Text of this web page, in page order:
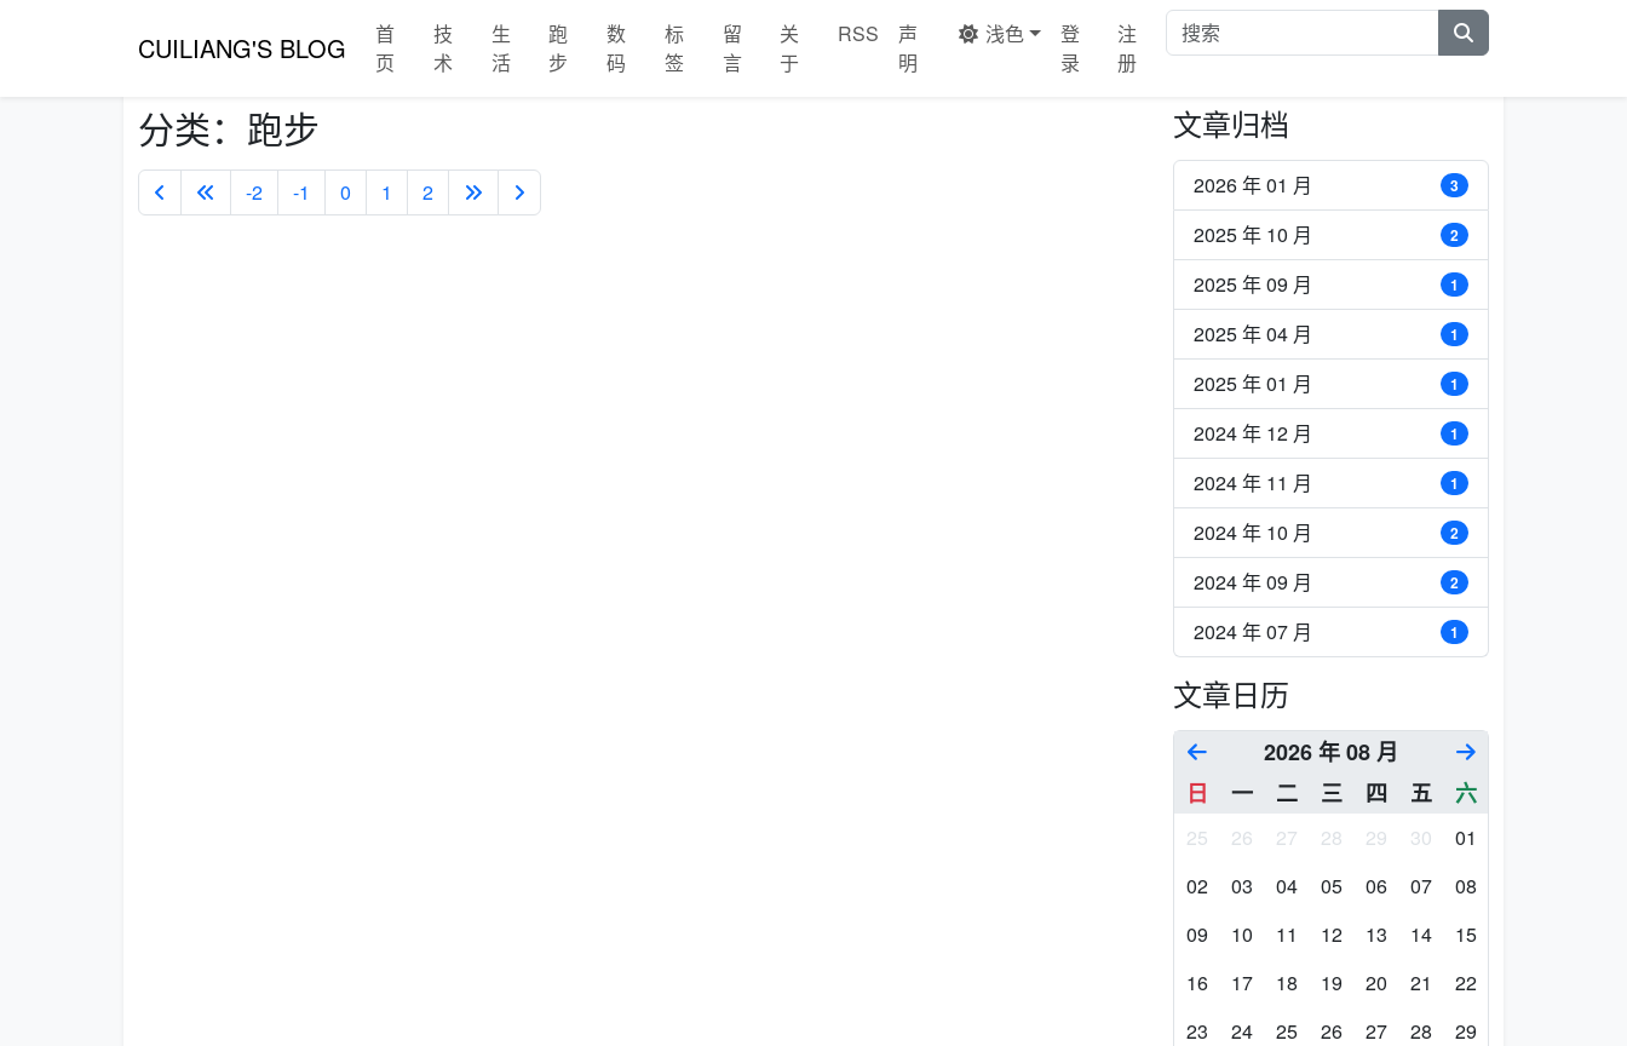
CUILIANG'S BLOG
首
页
技
术
生
活
跑
步
数
码
标
签
留
言
关
于
RSS
声
明
浅色
登
录
注
册
分类：跑步
-2 -1 0 1 2
文章归档
2026 年 01 月 3
2025 年 10 月 2
2025 年 09 月 1
2025 年 04 月 1
2025 年 01 月 1
2024 年 12 月 1
2024 年 11 月 1
2024 年 10 月 2
2024 年 09 月 2
2024 年 07 月 1
文章日历
2026 年 08 月
日
一 二 三 四 五 六
25 26 27 28 29 30
01
02
03 04 05 06 07
08
09
10 11 12 13 14
15
16
17 18 19 20 21
22
23
24 25 26 27 28
29